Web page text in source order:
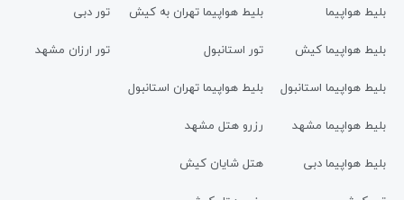
بلیط هواپیما
بلیط هواپیما کیش
بلیط هواپیما استانبول
بلیط هواپیما مشهد
بلیط هواپیما دبی
بلیط هواپیما تهران به کیش
تور استانبول
بلیط هواپیما تهران استانبول
رزرو هتل مشهد
هتل شایان کیش
تور دبی
تور ارزان مشهد